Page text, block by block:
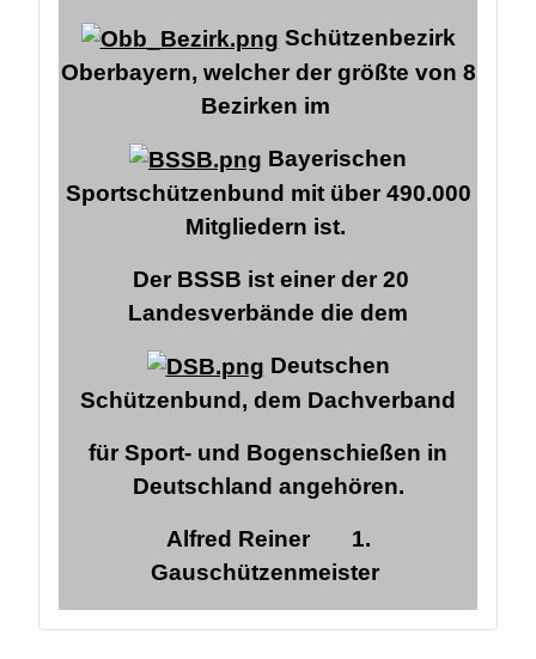
Schützenbezirk
Oberbayern, welcher der größte von 8
Bezirken im
Bayerischen
Sportschützenbund mit über 490.000
Mitgliedern ist.
Der BSSB ist einer der 20
Landesverbände die dem
Deutschen
Schützenbund, dem Dachverband
für Sport- und Bogenschießen in
Deutschland angehören.
Alfred Reiner
1.
Gauschützenmeister